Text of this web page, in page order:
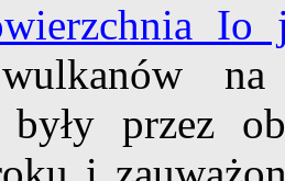
Io
wulkanów
były przez